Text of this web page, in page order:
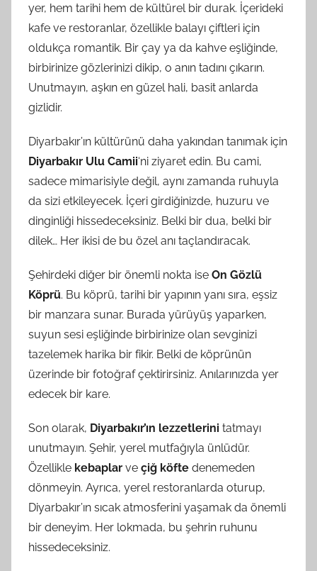
yer, hem tarihi hem de kültürel bir durak. İçerideki
kafe ve restoranlar, özellikle balayı çiftleri için
oldukça romantik. Bir çay ya da kahve eşliğinde,
birbirinize gözlerinizi dikip, o anın tadını çıkarın.
Unutmayın, aşkın en güzel hali, basit anlarda
gizlidir.
Diyarbakır’ın kültürünü daha yakından tanımak için
Diyarbakır Ulu Camii‘ni ziyaret edin. Bu cami,
sadece mimarisiyle değil, aynı zamanda ruhuyla
da sizi etkileyecek. İçeri girdiğinizde, huzuru ve
dinginliği hissedeceksiniz. Belki bir dua, belki bir
dilek… Her ikisi de bu özel anı taçlandıracak.
Şehirdeki diğer bir önemli nokta ise On Gözlü
Köprü. Bu köprü, tarihi bir yapının yanı sıra, eşsiz
bir manzara sunar. Burada yürüyüş yaparken,
suyun sesi eşliğinde birbirinize olan sevginizi
tazelemek harika bir fikir. Belki de köprünün
üzerinde bir fotoğraf çektirirsiniz. Anılarınızda yer
edecek bir kare.
Son olarak, Diyarbakır’ın lezzetlerini tatmayı
unutmayın. Şehir, yerel mutfağıyla ünlüdür.
Özellikle kebaplar ve çiğ köfte denemeden
dönmeyin. Ayrıca, yerel restoranlarda oturup,
Diyarbakır’ın sıcak atmosferini yaşamak da önemli
bir deneyim. Her lokmada, bu şehrin ruhunu
hissedeceksiniz.